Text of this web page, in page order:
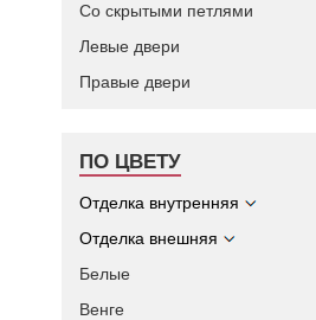
Со скрытыми петлями
Левые двери
Правые двери
ПО ЦВЕТУ
Отделка внутренняя
Отделка внешняя
Белые
Венге